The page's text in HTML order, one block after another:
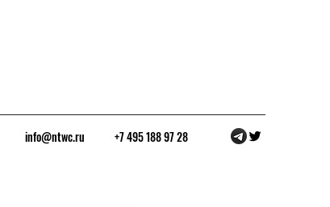
info@ntwc.ru +7 495 188 97 28